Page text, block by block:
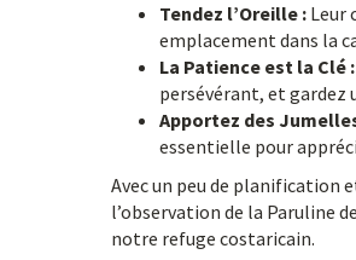
Tendez l’Oreille : Leur
emplacement dans la
La Patience est la Clé :
persévérant, et gardez
Apportez des
essentielle pour
Avec un peu de planification
l’observation de la Paruline
notre refuge costaricain.